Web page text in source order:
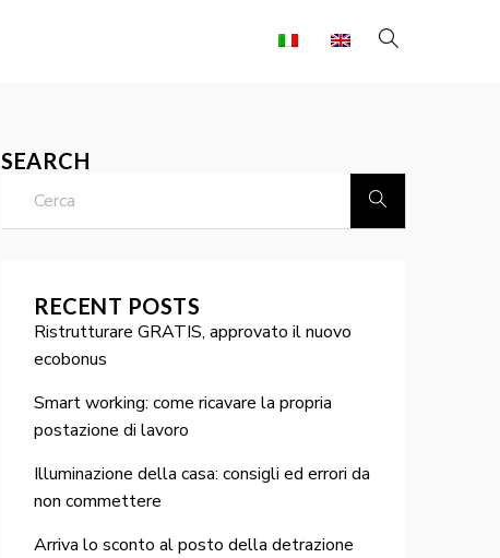
SEARCH
RECENT POSTS
Ristrutturare GRATIS, approvato il nuovo
ecobonus
Smart working: come ricavare la propria
postazione di lavoro
Illuminazione della casa: consigli ed errori da
non commettere
Arriva lo sconto al posto della detrazione